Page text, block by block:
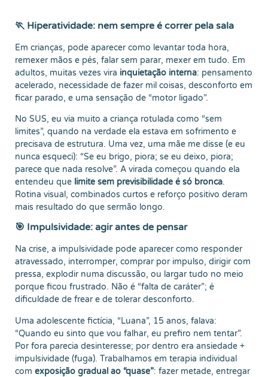
🏃 Hiperatividade: nem sempre é correr pela sala
Em crianças, pode aparecer como levantar toda hora,
remexer mãos e pés, falar sem parar, mexer em tudo. Em
adultos, muitas vezes vira inquietação interna: pensamento
acelerado, necessidade de fazer mil coisas, desconforto em
ficar parado, e uma sensação de “motor ligado”.
No SUS, eu via muito a criança rotulada como “sem
limites”, quando na verdade ela estava em sofrimento e
precisava de estrutura. Uma vez, uma mãe me disse (e eu
nunca esqueci): “Se eu brigo, piora; se eu deixo, piora;
parece que nada resolve”. A virada começou quando ela
entendeu que limite sem previsibilidade é só bronca.
Rotina visual, combinados curtos e reforço positivo deram
mais resultado do que sermão longo.
🎯 Impulsividade: agir antes de pensar
Na crise, a impulsividade pode aparecer como responder
atravessado, interromper, comprar por impulso, dirigir com
pressa, explodir numa discussão, ou largar tudo no meio
porque ficou frustrado. Não é “falta de caráter”; é
dificuldade de frear e de tolerar desconforto.
Uma adolescente fictícia, “Luana”, 15 anos, falava:
“Quando eu sinto que vou falhar, eu prefiro nem tentar”.
Por fora parecia desinteresse; por dentro era ansiedade +
impulsividade (fuga). Trabalhamos em terapia individual
com exposição gradual ao “quase”: fazer metade, entregar